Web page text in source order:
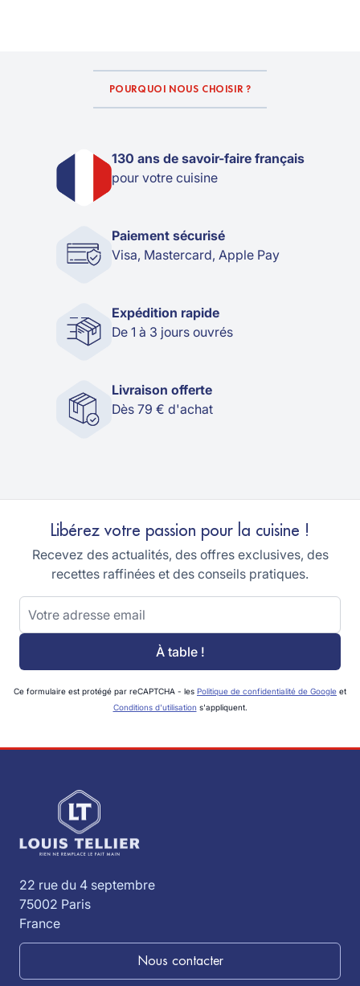
POURQUOI NOUS CHOISIR ?
130 ans de savoir-faire français
pour votre cuisine
Paiement sécurisé
Visa, Mastercard, Apple Pay
Expédition rapide
De 1 à 3 jours ouvrés
Livraison offerte
Dès 79 € d'achat
Libérez votre passion pour la cuisine !
Recevez des actualités, des offres exclusives, des
recettes raffinées et des conseils pratiques.
Adresse email
À table !
Ce formulaire est protégé par reCAPTCHA - les Politique de confidentialité de Google et
Conditions d'utilisation s'appliquent.
22 rue du 4 septembre
75002 Paris
France
Nous contacter